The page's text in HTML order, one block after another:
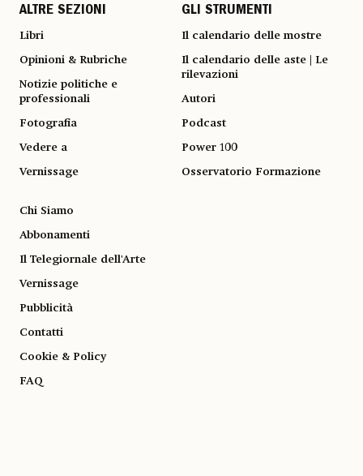
ALTRE SEZIONI
Libri
Opinioni & Rubriche
Notizie politiche e
professionali
Fotografia
Vedere a
Vernissage
GLI STRUMENTI
Il calendario delle mostre
Il calendario delle aste | Le
rilevazioni
Autori
Podcast
Power 100
Osservatorio Formazione
Chi Siamo
Abbonamenti
Il Telegiornale dell'Arte
Vernissage
Pubblicità
Contatti
Cookie & Policy
FAQ